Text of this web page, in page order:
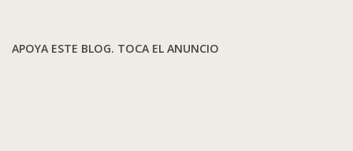
APOYA ESTE BLOG. TOCA EL ANUNCIO